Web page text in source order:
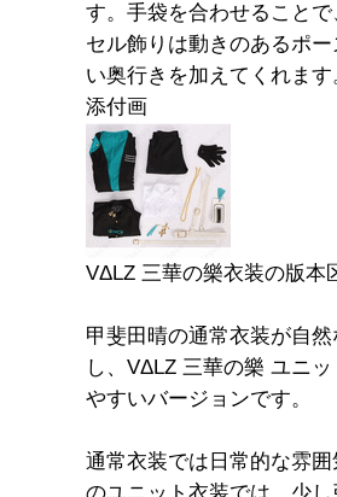
す。手袋を合わせること
セル飾りは動きのあるポ
い奥行きを加えてくれます
添付画
VΔLZ 三華の樂衣装の版本
甲斐田晴の通常衣装が自
し、VΔLZ 三華の樂 ユニ
やすいバージョンです。
通常衣装では日常的な雰